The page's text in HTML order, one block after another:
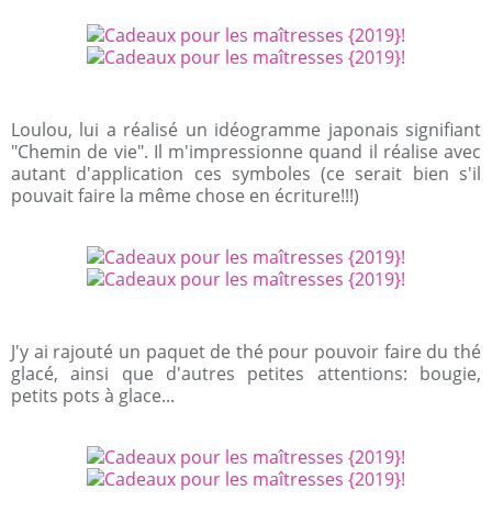
Loulou, lui a réalisé un idéogramme japonais signifiant
"Chemin de vie". Il m'impressionne quand il réalise avec
autant d'application ces symboles (ce serait bien s'il
pouvait faire la même chose en écriture!!!)
J'y ai rajouté un paquet de thé pour pouvoir faire du thé
glacé, ainsi que d'autres petites attentions: bougie,
petits pots à glace...